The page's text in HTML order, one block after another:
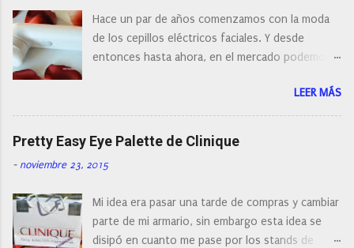
o
m
e
n
t
a
o
Hace un par de años comenzamos con la moda
de los cepillos eléctricos faciales. Y desde
entonces hasta ahora, en el mercado podemos
con diferentes características, a pilas, a batería,
cepillos de rotación o de oscilación... y
naturalmente de todos los precios. Existe en la
actualidad tal variedad, que antes de hacer la
compra debemos de hacernos unas preguntas:
post os voy a dar mi opinión de porque elegí mi
cepillo facial de Clinique
LEER MÁS
Pretty Easy Eye Palette de Clinique
- noviembre 23, 2015
Mi idea era pasar una tarde de compras y cambiar
parte de mi armario, sin embargo esta idea se
disipó en cuanto me pase por los stands de